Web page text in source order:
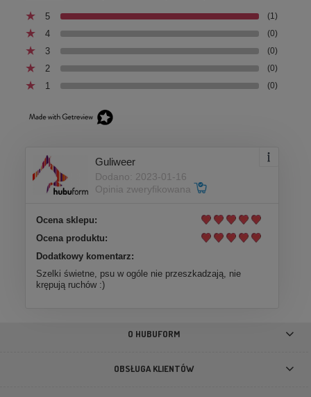
Szelki dla psa TrueLove Front Line PREMIUM Fioletowe
199,00 zł
DO KOSZYKA
5 (1)
4 (0)
3 (0)
2 (0)
1 (0)
Guliweer
Dodano: 2023-01-16
Opinia zweryfikowana
Ocena sklepu:
Ocena produktu:
Dodatkowy komentarz:
Szelki świetne, psu w ogóle nie przeszkadzają, nie
krępują ruchów :)
O HUBUFORM
OBSŁUGA KLIENTÓW